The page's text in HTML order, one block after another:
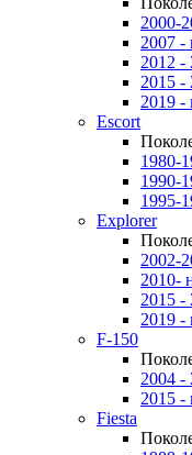
2000-
2007 -
2012 -
2015 -
2019 -
Escort
1980-
1990-
1995-
Explorer
2002-
2010-
2015 -
2019 -
F-150
2004 -
2015 -
Fiesta